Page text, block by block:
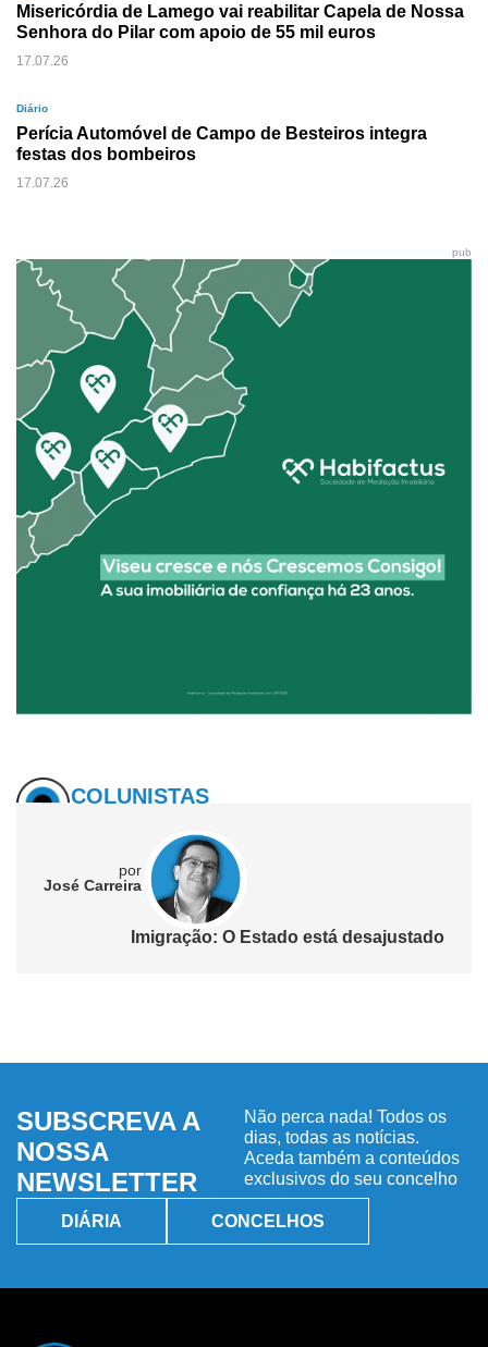
Misericórdia de Lamego vai reabilitar Capela de Nossa
Senhora do Pilar com apoio de 55 mil euros
17.07.26
Diário
Perícia Automóvel de Campo de Besteiros integra
festas dos bombeiros
17.07.26
pub
COLUNISTAS
está desajustado
Água em
SUBSCREVA A
NOSSA
NEWSLETTER
Não perca nada! Todos os
dias, todas as notícias.
Aceda também a conteúdos
exclusivos do seu concelho
DIÁRIA CONCELHOS